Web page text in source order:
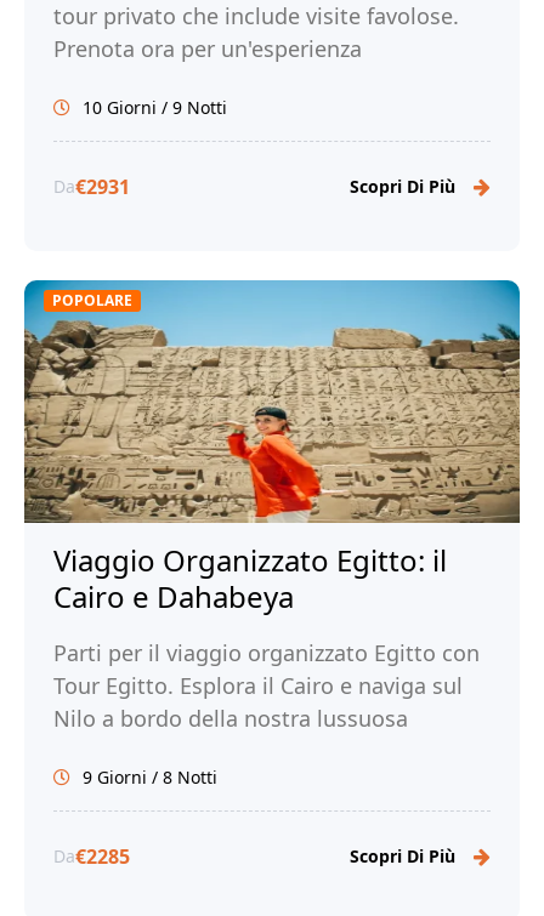
tour privato che include visite favolose.
Prenota ora per un'esperienza
10 Giorni / 9 Notti
Da€2931 Scopri Di Più
POPOLARE
Viaggio Organizzato Egitto: il
Cairo e Dahabeya
Parti per il viaggio organizzato Egitto con
Tour Egitto. Esplora il Cairo e naviga sul
Nilo a bordo della nostra lussuosa
9 Giorni / 8 Notti
Da€2285 Scopri Di Più